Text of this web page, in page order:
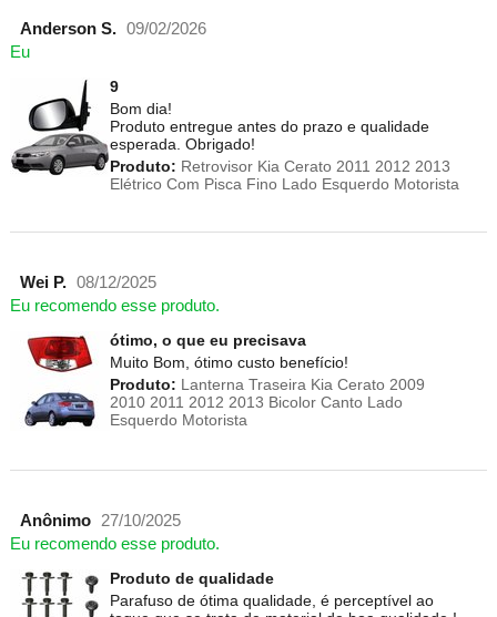
Anderson S. 09/02/2026
Eu
9
Bom dia!
Produto entregue antes do prazo e qualidade
esperada. Obrigado!
Produto: Retrovisor Kia Cerato 2011 2012 2013
Elétrico Com Pisca Fino Lado Esquerdo Motorista
Wei P. 08/12/2025
Eu recomendo esse produto.
ótimo, o que eu precisava
Muito Bom, ótimo custo benefício!
Produto: Lanterna Traseira Kia Cerato 2009
2010 2011 2012 2013 Bicolor Canto Lado
Esquerdo Motorista
Anônimo
27/10/2025
Eu recomendo esse produto.
Produto de qualidade
Parafuso de ótima qualidade, é perceptível ao